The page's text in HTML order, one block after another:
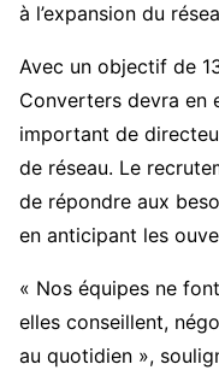
à l’expansion du
Avec un objectif de
Converters devra en
important de
de réseau. Le
de répondre aux
en anticipant les
« Nos équipes ne
elles conseillent,
au quotidien »,